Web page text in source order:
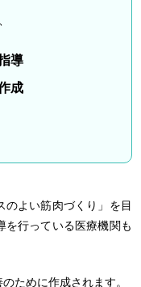
導
成
よい筋肉づくり」を目
を行っている医療機関も
ために作成されます。